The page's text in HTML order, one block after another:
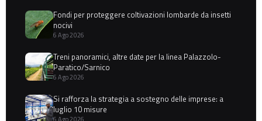
Fondi per proteggere coltivazioni lombarde da insetti
nocivi
6 Ago 2026
Treni panoramici, altre date per la linea Palazzolo-
Paratico/Sarnico
6 Ago 2026
Si rafforza la strategia a sostegno delle imprese: a
luglio 10 misure
6 Ago 2026